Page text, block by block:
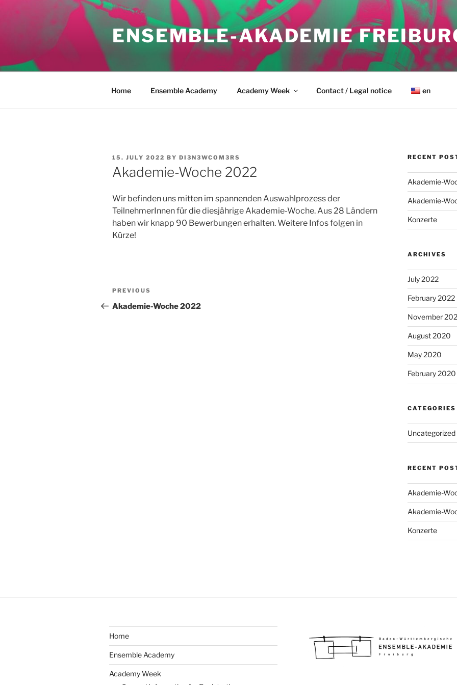
ENSEMBLE-AKADEMIE
Home Ensemble Academy Academy Week Contact / Legal notice en
POSTED
ON
15. JULY 2022 BY DI3N3WCOM3RS
Akademie-Woche 2022
Wir befinden uns mitten im spannenden Auswahlprozess der
TeilnehmerInnen für die diesjährige Akademie-Woche. Aus 28 Ländern
haben wir knapp 90 Bewerbungen erhalten. Weitere Infos folgen in
Kürze!
Post
navigation
Previous
Post
PREVIOUS
Akademie-Woche 2022
RECENT
Akademie-
Akademie-
Konzerte
ARCHIVES
July 2022
February 2022
November
August 2020
May 2020
February 2020
CATEGORIES
Uncategorized
RECENT
Akademie-
Akademie-
Konzerte
Home
Ensemble Academy
Academy Week